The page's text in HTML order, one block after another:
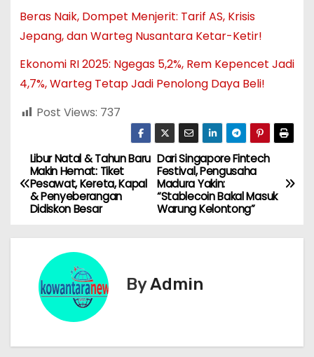
Beras Naik, Dompet Menjerit: Tarif AS, Krisis
Jepang, dan Warteg Nusantara Ketar-Ketir!
Ekonomi RI 2025: Ngegas 5,2%, Rem Kepencet Jadi
4,7%, Warteg Tetap Jadi Penolong Daya Beli!
Post Views: 737
N
a
s
Dari Singapore Fintech
Festival, Pengusaha
Madura Yakin:
“Stablecoin Bakal Masuk
Warung Kelontong”
Libur Natal & Tahun Baru
Makin Hemat: Tiket
Pesawat, Kereta, Kapal
& Penyeberangan
Didiskon Besar
ByAdmin